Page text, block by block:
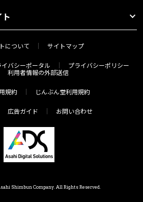
について サイトマップ
イバシーポータル
プライバシーポリシー
利用者情報の外部送信
規約 じんぶん堂利用規約
広告ガイド お問い合わせ
Shimbun Company. All Rights Reserved.